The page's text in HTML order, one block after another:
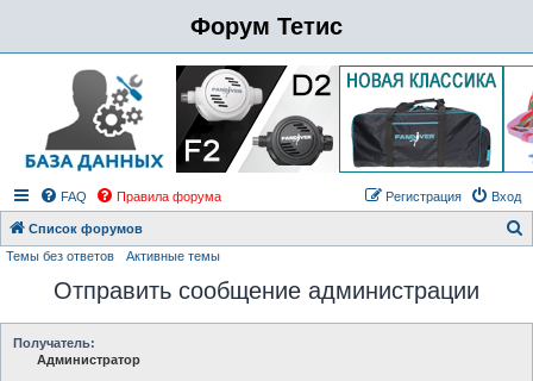
Форум Тетис
FAQ Правила форума Вход
Регистрация
Список форумов
Темы без ответов Активные темы
Отправить сообщение администрации
Получатель:
Администратор